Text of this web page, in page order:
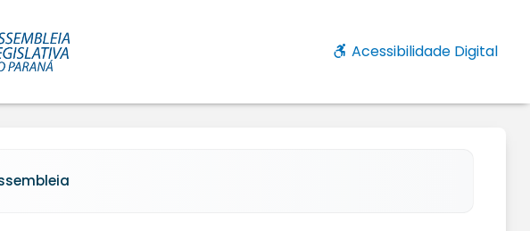
Acessibilidade Digital